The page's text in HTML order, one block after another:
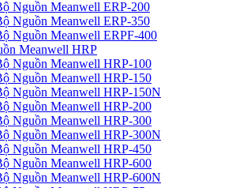
Nguồn Meanwell ERP-200
Nguồn Meanwell ERP-350
Nguồn Meanwell ERPF-400
Meanwell HRP
Nguồn Meanwell HRP-100
Nguồn Meanwell HRP-150
Nguồn Meanwell HRP-150N
Nguồn Meanwell HRP-200
Nguồn Meanwell HRP-300
Nguồn Meanwell HRP-300N
Nguồn Meanwell HRP-450
Nguồn Meanwell HRP-600
Nguồn Meanwell HRP-600N